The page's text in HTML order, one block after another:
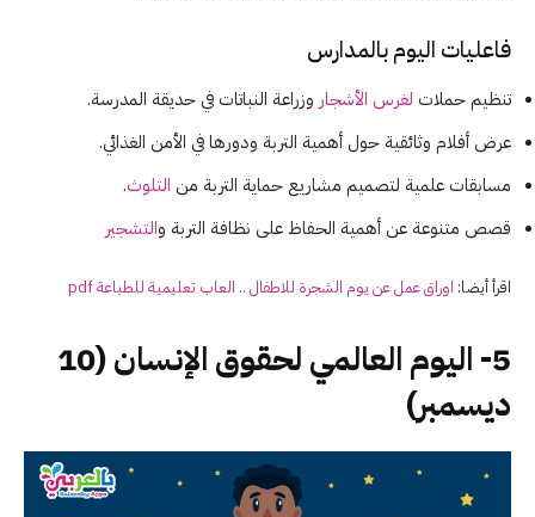
فاعليات اليوم بالمدارس
تنظيم حملات لغرس الأشجار وزراعة النباتات في حديقة المدرسة.
عرض أفلام وثائقية حول أهمية التربة ودورها في الأمن الغذائي.
مسابقات علمية لتصميم مشاريع حماية التربة من التلوث.
قصص متنوعة عن أهمية الحفاظ على نظافة التربة والتشجير
اقرأ أيضا: اوراق عمل عن يوم الشجرة للاطفال .. العاب تعليمية للطباعة pdf
5- اليوم العالمي لحقوق الإنسان (10
ديسمبر)